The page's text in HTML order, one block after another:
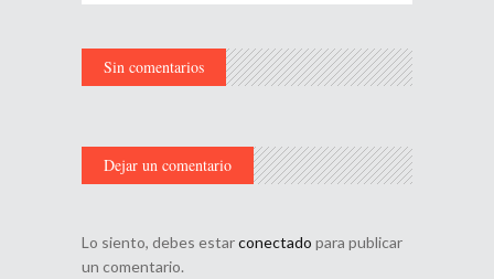
Sin comentarios
Dejar un comentario
Lo siento, debes estarconectado para publicar
un comentario.